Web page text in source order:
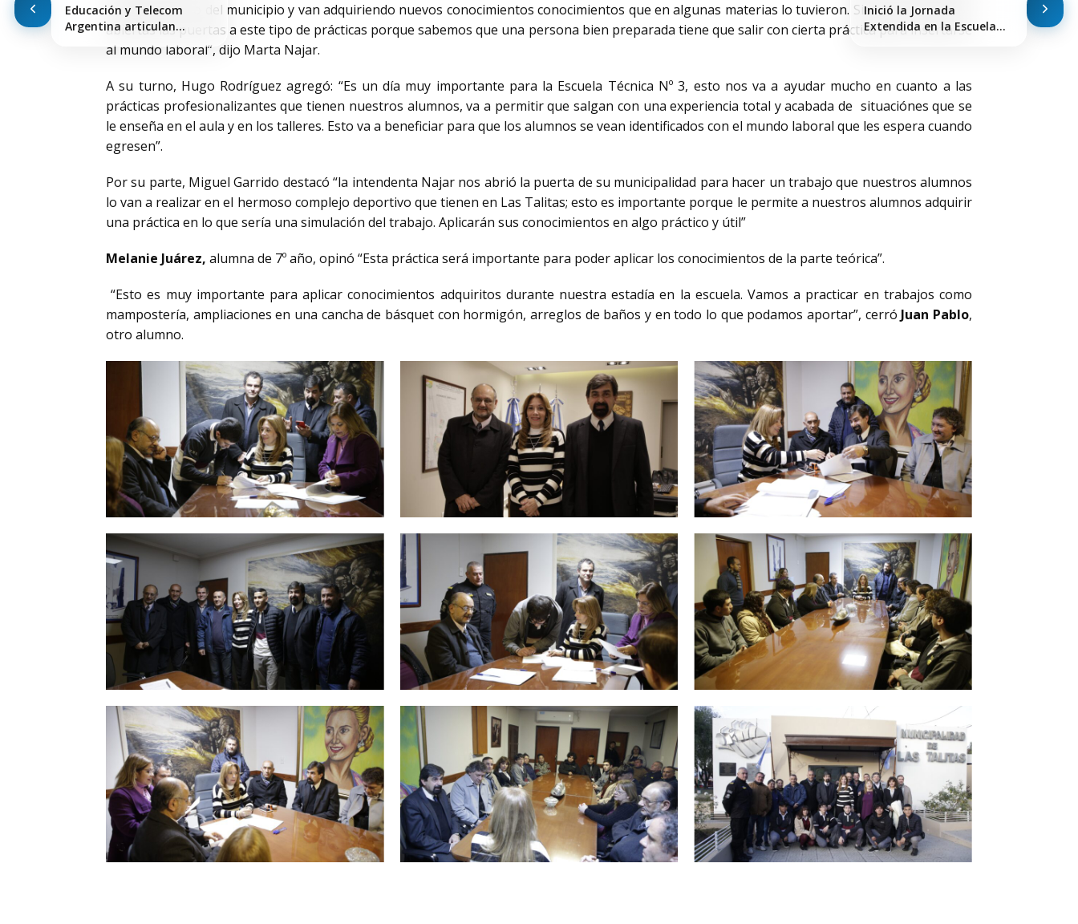
trabajan dentro del municipio y van adquiriendo nuevos conocimientos conocimientos que en algunas materias lo tuvieron. Siempre tendremos
abiertas las puertas a este tipo de prácticas porque sabemos que una persona bien preparada tiene que salir con cierta práctica para insertarse
al mundo laboral”, dijo Marta Najar.
A su turno, Hugo Rodríguez agregó: “Es un día muy importante para la Escuela Técnica Nº 3, esto nos va a ayudar mucho en cuanto a las
prácticas profesionalizantes que tienen nuestros alumnos, va a permitir que salgan con una experiencia total y acabada de situaciónes que se
le enseña en el aula y en los talleres. Esto va a beneficiar para que los alumnos se vean identificados con el mundo laboral que les espera cuando
egresen”.
Por su parte, Miguel Garrido destacó “la intendenta Najar nos abrió la puerta de su municipalidad para hacer un trabajo que nuestros alumnos
lo van a realizar en el hermoso complejo deportivo que tienen en Las Talitas; esto es importante porque le permite a nuestros alumnos adquirir
una práctica en lo que sería una simulación del trabajo. Aplicarán sus conocimientos en algo práctico y útil”
Melanie Juárez, alumna de 7º año, opinó “Esta práctica será importante para poder aplicar los conocimientos de la parte teórica”.
“Esto es muy importante para aplicar conocimientos adquiritos durante nuestra estadía en la escuela. Vamos a practicar en trabajos como
mampostería, ampliaciones en una cancha de básquet con hormigón, arreglos de baños y en todo lo que podamos aportar”, cerró Juan Pablo,
otro alumno.
Educación y Telecom
Argentina articulan
acciones para…
Inició la Jornada
Extendida en la Escuela…